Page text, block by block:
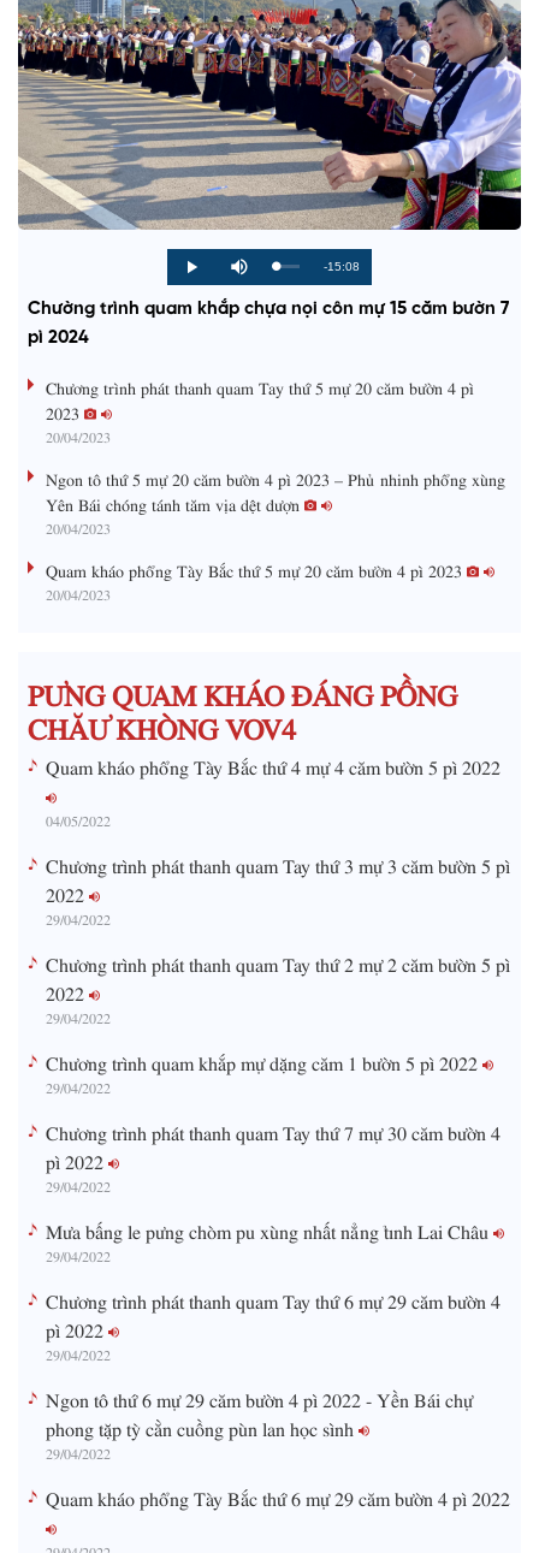
P
l
M
u
e
L
d
e
P
r
g
%
R
e
i
e
-15:08
Chường trình quam khắp chựa nọi côn mự 15 căm bườn 7
pì 2024
Chương trình phát thanh quam Tay thứ 5 mự 20 căm bườn 4 pì
2023
20/04/2023
Ngon tô thứ 5 mự 20 căm bườn 4 pì 2023 – Phủ nhinh phổng xùng
Yên Bái chóng tánh tăm vịa dệt dượn
20/04/2023
Quam kháo phổng Tày Bắc thứ 5 mự 20 căm bườn 4 pì 2023
20/04/2023
PƯNG QUAM KHÁO ĐÁNG PỒNG
CHĂƯ KHÒNG VOV4
Quam kháo phổng Tày Bắc thứ 4 mự 4 căm bườn 5 pì 2022
04/05/2022
Chương trình phát thanh quam Tay thứ 3 mự 3 căm bườn 5 pì
2022
29/04/2022
Chương trình phát thanh quam Tay thứ 2 mự 2 căm bườn 5 pì
2022
29/04/2022
Chương trình quam khắp mự dặng căm 1 bườn 5 pì 2022
29/04/2022
Chương trình phát thanh quam Tay thứ 7 mự 30 căm bườn 4
pì 2022
29/04/2022
Mưa bấng le pưng chòm pu xùng nhất nẳng tỉnh Lai Châu
29/04/2022
Chương trình phát thanh quam Tay thứ 6 mự 29 căm bườn 4
pì 2022
29/04/2022
Ngon tô thứ 6 mự 29 căm bườn 4 pì 2022 - Yền Bái chự
phong tặp tỳ cằn cuồng pùn lan học sình
29/04/2022
Quam kháo phổng Tày Bắc thứ 6 mự 29 căm bườn 4 pì 2022
29/04/2022